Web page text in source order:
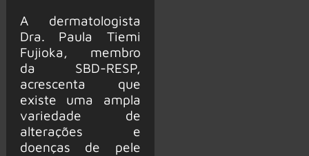
A dermatologista
Dra. Paula Tiemi
Fujioka, membro
da SBD-RESP,
acrescenta que
existe uma ampla
variedade de
alterações e
doenças de pele